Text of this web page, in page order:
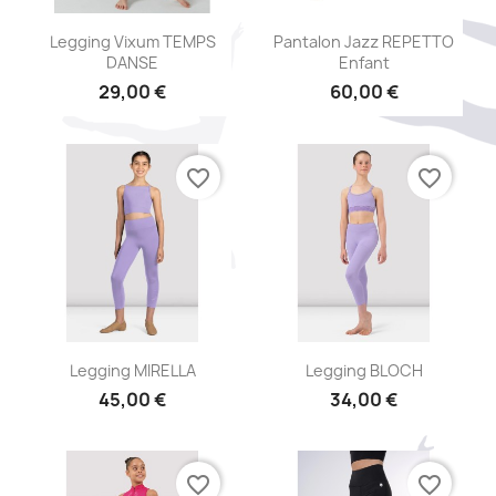
Aperçu rapide
Legging Vixum TEMPS
DANSE
29,00 €
Aperçu rapide
Pantalon Jazz REPETTO
Enfant
60,00 €
Aperçu rapide
Legging MIRELLA
45,00 €
favorite_border
Aperçu rapide
Legging BLOCH
34,00 €
favorite_border
favorite_border favorite_border